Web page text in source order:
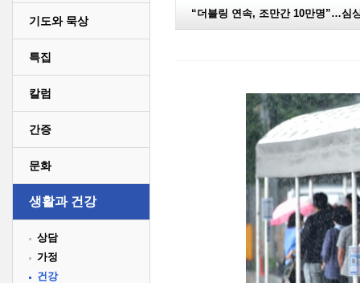
기도와 묵상
특집
칼럼
간증
문화
생활과 건강
상담
가정
건강
“더블링 연속, 조만간 10만명”…심